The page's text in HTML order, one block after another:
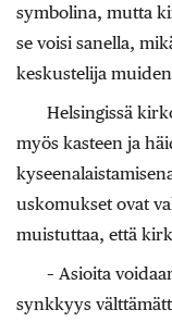
symbolina, mutta
se voisi sanella,
keskustelija
Helsingissä
myös kasteen ja
uskomukset ovat
muistuttaa, että
– Asioita
synkkyys